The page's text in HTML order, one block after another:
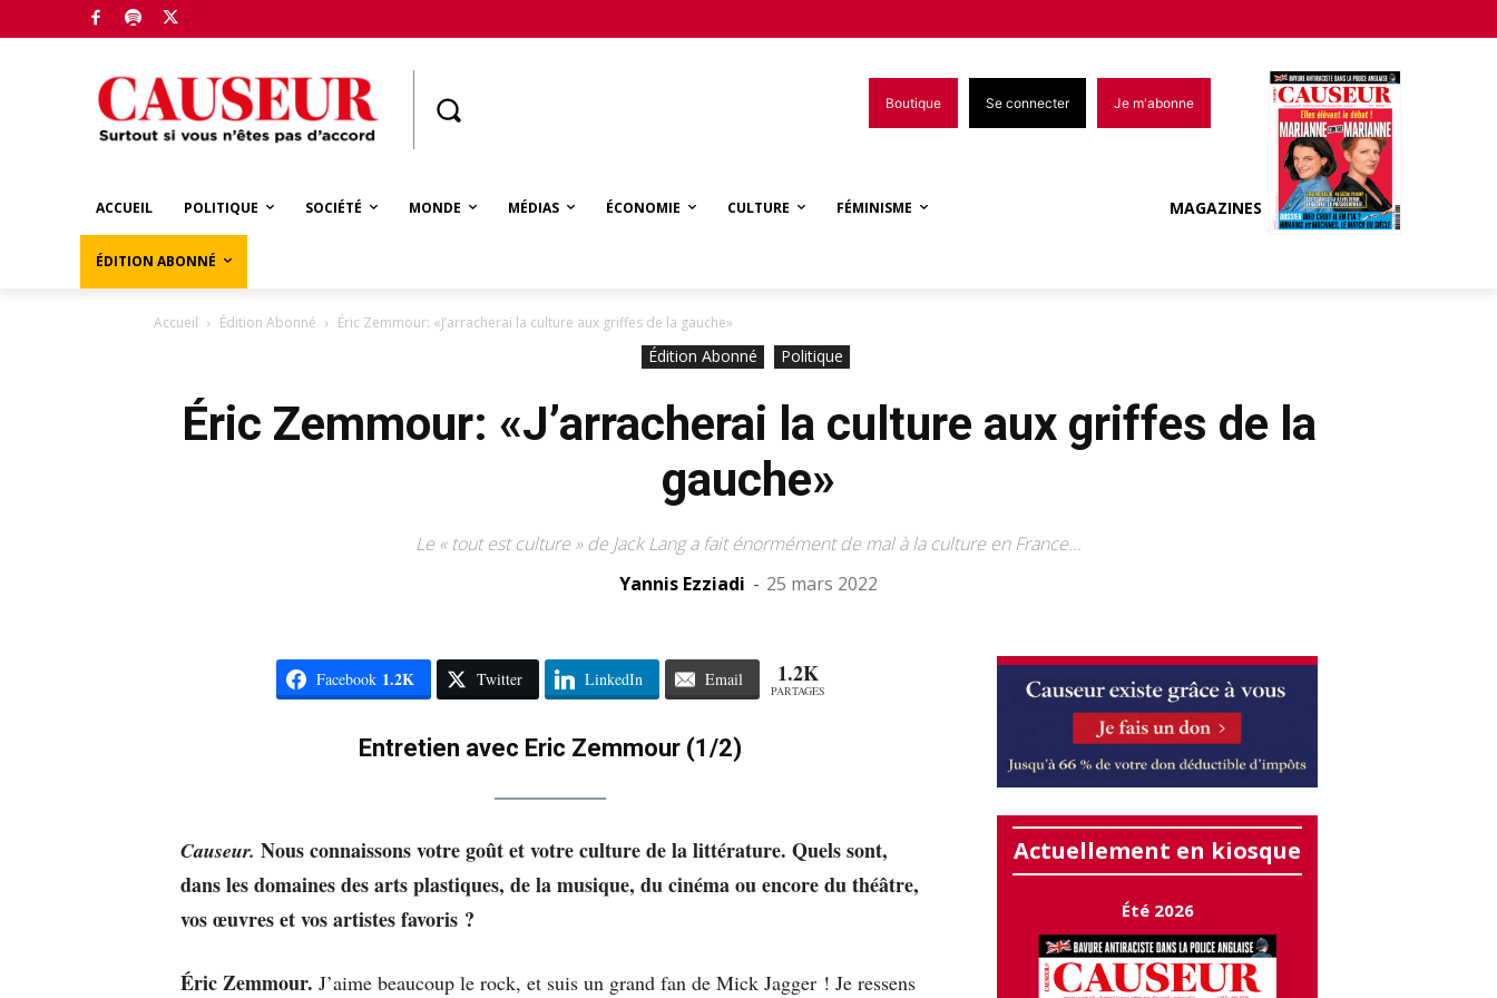
Boutique Se connecter Je m'abonne
ACCUEIL POLITIQUE SOCIÉTÉ MONDE MÉDIAS ÉCONOMIE CULTURE FÉMINISME
ÉDITION ABONNÉ
MAGAZINES
Accueil Édition Abonné Éric Zemmour: «J’arracherai la culture aux griffes de la gauche»
Édition Abonné Politique
Éric Zemmour: «J’arracherai la culture aux griffes de la
gauche»
Le « tout est culture » de Jack Lang a fait énormément de mal à la culture en France...
Yannis Ezziadi - 25 mars 2022
Facebook 1.2K Twitter LinkedIn Email 1.2K
PARTAGES
Entretien avec Eric Zemmour (1/2)
Causeur. Nous connaissons votre goût et votre culture de la littérature. Quels sont,
dans les domaines des arts plastiques, de la musique, du cinéma ou encore du théâtre,
vos œuvres et vos artistes favoris ?
Éric Zemmour. J’aime beaucoup le rock, et suis un grand fan de Mick Jagger ! Je ressens
Actuellement en kiosque
Été 2026